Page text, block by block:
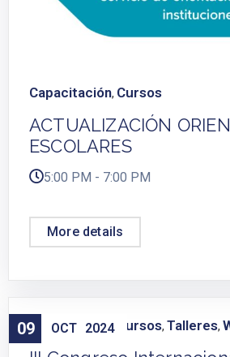
Capacitación, Cursos
ACTUALIZACIÓN
ESCOLARES
5:00 PM - 7:00 PM
More details
09 OCT 2024
Capacitación, Cursos, Talleres,